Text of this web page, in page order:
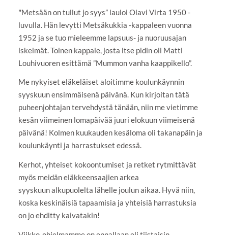
"Metsään on tullut jo syys” lauloi Olavi Virta 1950 -
luvulla. Hän levytti Metsäkukkia -kappaleen vuonna
1952 ja se tuo mieleemme lapsuus- ja nuoruusajan
iskelmät. Toinen kappale, josta itse pidin oli Matti
Louhivuoren esittämä ”Mummon vanha kaappikello”.
Me nykyiset eläkeläiset aloitimme koulunkäynnin
syyskuun ensimmäisenä päivänä. Kun kirjoitan tätä
puheenjohtajan tervehdystä tänään, niin me vietimme
kesän viimeinen lomapäivää juuri elokuun viimeisenä
päivänä! Kolmen kuukauden kesäloma oli takanapäin ja
koulunkäynti ja harrastukset edessä.
Kerhot, yhteiset kokoontumiset ja retket rytmittävät
myös meidän eläkkeensaajien arkea
syyskuun alkupuolelta lähelle joulun aikaa. Hyvä niin,
koska keskinäisiä tapaamisia ja yhteisiä harrastuksia
on jo ehditty kaivatakin!